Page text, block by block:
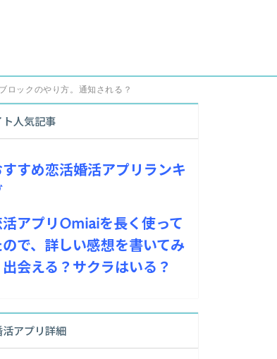
ロックのやり方。通知される？
ト人気記事
すすめ恋活婚活アプリランキ
活アプリOmiaiを長く使って
で、詳しい感想を書いてみ
会える？サクラはいる？
アプリ詳細